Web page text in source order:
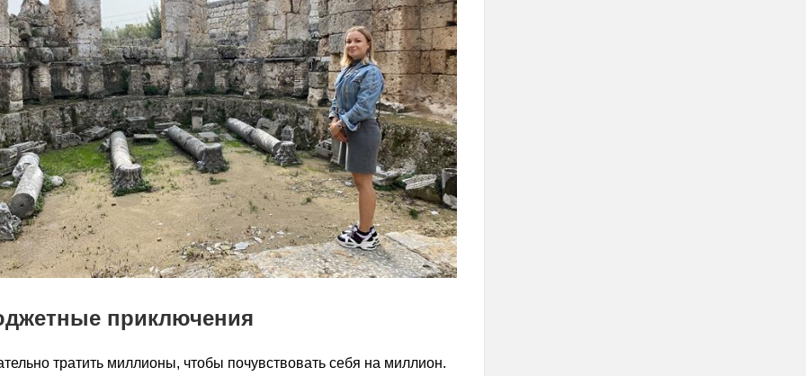
приключения
тратить миллионы, чтобы почувствовать себя на миллион.